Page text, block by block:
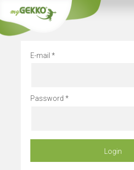
E-mail
Password
Login